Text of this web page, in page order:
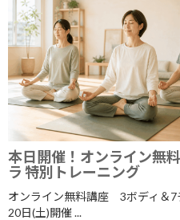
2022年7月
2022年6月
2022年5月
2022年4月
2022年3月
2022年2月
2022年1月
2021年12月
本日開催！オンライン無
ラ 特別トレーニング
オンライン無料講座 3ボディ＆7
20日(土)開催 ...